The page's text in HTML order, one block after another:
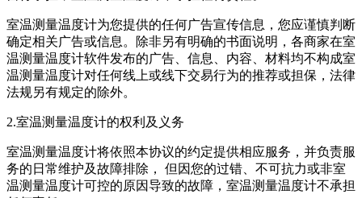
室温测量温度计为您提供的任何广告宣传信息，您应谨慎判断
确定相关广告或信息。除非另有明确的书面说明，各商家在室
温测量温度计软件发布的广告、信息、内容、材料均不构成室
温测量温度计对任何线上或线下交易行为的推荐或担保，法律
法规另有规定的除外。
2.室温测量温度计的权利及义务
室温测量温度计将依照本协议的约定提供相应服务，并负责服
务的日常维护及故障排除， 但因您的过错、不可抗力或非室
温测量温度计可控的原因导致的故障， 室温测量温度计不承担